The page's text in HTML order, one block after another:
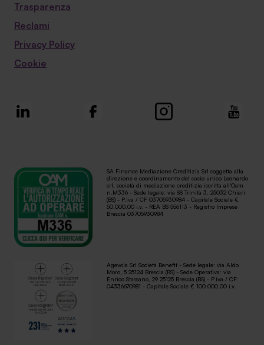
Trasparenza
Reclami
Privacy Policy
Cookie
SA Finance Mediazione Creditizia Srl soggetta alla
direzione e coordinamento del socio unico Leonardo
srl, società di mediazione creditizia iscritta all'Oam
n.M336 - Sede legale: via SS Trinità 3, 25032 Chiari
(BS) - P.iva / CF 03705930984 - Capitale Sociale €
50.000,00 i.v. - REA BS 556113 - Registro Imprese
Brescia 03705930984
Agevola Srl Società Benefit - Sede legale: via Aldo
Moro, 5 25124 Brescia (BS) - Sede Operativa: via
Enrico Stassano, 29 25125 Brescia (BS) - P.iva / CF:
04336670981 - Capitale Sociale € 100.000,00 i.v.